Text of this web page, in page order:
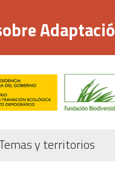
y territorios